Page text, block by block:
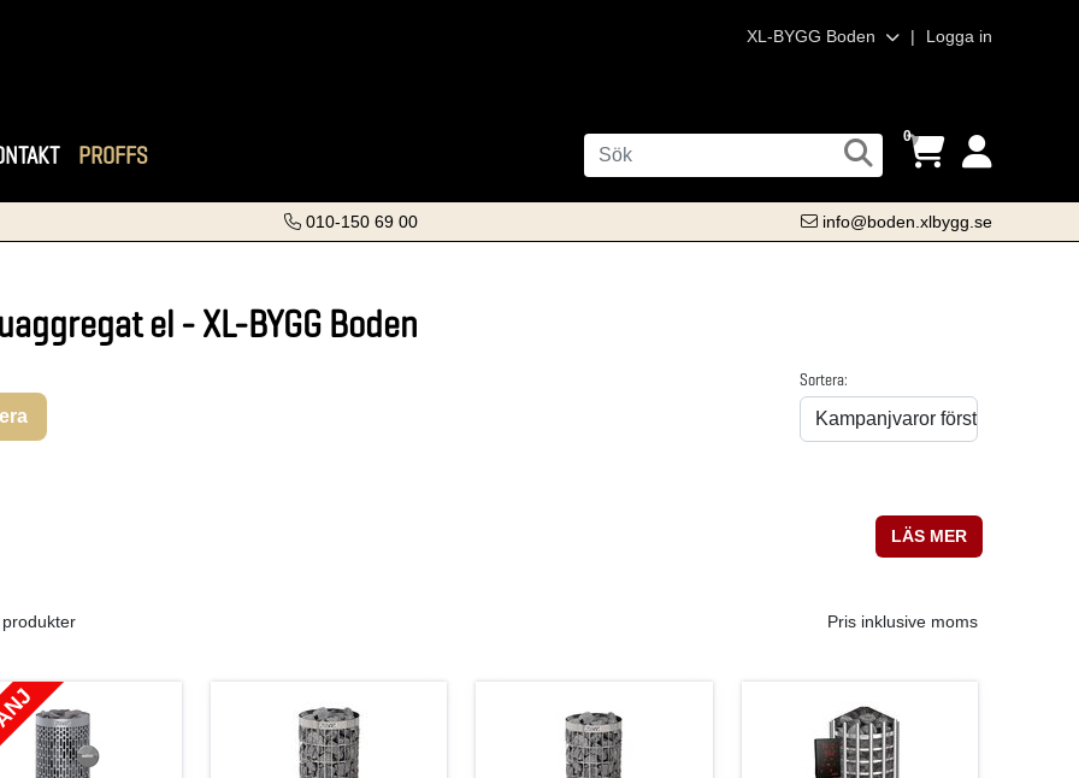
XL-BYGG Boden | Logga in
PROFFS
0
010-150 69 00 info@boden.xlbygg.se
el - XL-BYGG Boden
Sortera:
LÄS MER
Pris inklusive moms